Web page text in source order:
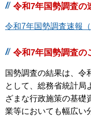
令和7年国勢調査の
令和7年国勢調査速報
令和7年国勢調査の
国勢調査の結果は、令
として、総務省統計局
ざまな行政施策の基礎
業等においても幅広い